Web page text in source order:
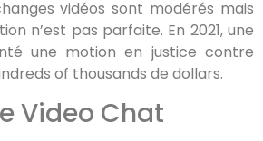
vidéos sont modérés mais
n’est pas parfaite. En 2021, une
une motion en justice contre
of thousands de dollars.
Video Chat